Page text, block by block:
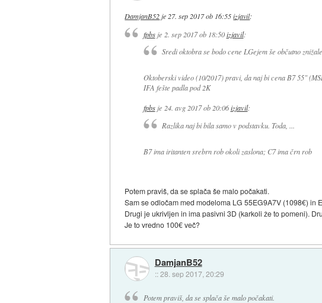
DamjanB52je27. sep 2017 ob 16:55 izjavil:
fpbsje 2. sep 2017 ob 18:50 izjavil:
Sredi oktobra se bodo cene LGejem še občutno
Oktoberski video (10/2017) pravi, da naj bi cena B7 55"
IFA fešte padla pod 2K
fpbsje 24. avg 2017 ob 20:06 izjavil:
Razlika naj bi bila samo v podstavku. Toda, ...
B7 ima iritanten srebrn rob okoli zaslona; C7 ima črn rob
Potem praviš, da se splača še malo počakati.
Sam se odločam med modeloma LG 55EG9A7V (1098€) in
Drugi je ukrivljen in ima pasivni 3D (karkoli že to pomeni).
Je to vredno 100€ več?
DamjanB52
::28. sep 2017, 20:29
Potem praviš, da se splača še malo počakati.